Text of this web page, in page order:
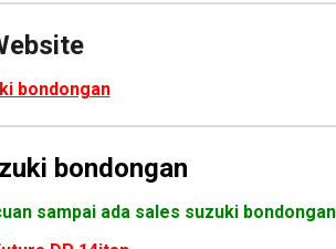
bondongan
bondongan
sampai ada sales suzuki